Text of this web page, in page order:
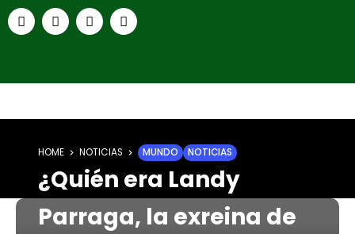
HOME NOTICIAS MUNDO NOTICIAS
¿Quién era Landy
Parraga, la exreina de